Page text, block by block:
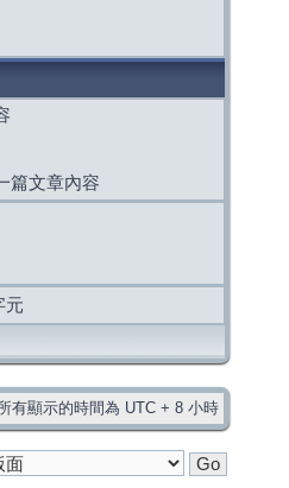
篇文章內容
元
有顯示的時間為 UTC + 8 小時